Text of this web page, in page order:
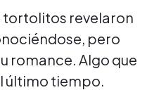
tortolitos revelaron
pero
romance. Algo que
último tiempo.